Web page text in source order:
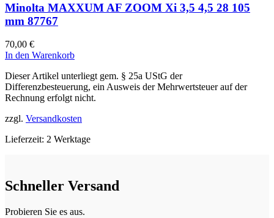
Minolta MAXXUM AF ZOOM Xi 3,5 4,5 28 105
mm 87767
70,00 €
In den Warenkorb
Dieser Artikel unterliegt gem. § 25a UStG der
Differenzbesteuerung, ein Ausweis der Mehrwertsteuer auf der
Rechnung erfolgt nicht.
zzgl. Versandkosten
Lieferzeit: 2 Werktage
Schneller Versand
Probieren Sie es aus.